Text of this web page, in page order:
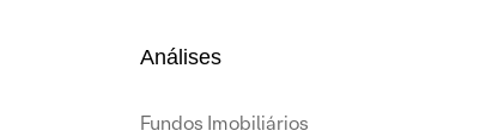
Análises
Fundos Imobiliários